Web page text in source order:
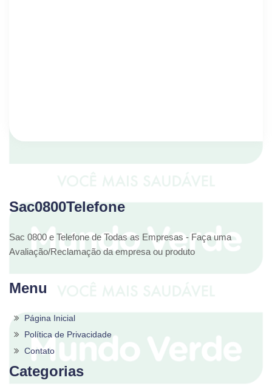
Sac0800Telefone
Sac 0800 e Telefone de Todas as Empresas - Faça uma
Avaliação/Reclamação da empresa ou produto
Menu
Página Inicial
Política de Privacidade
Contato
Categorias